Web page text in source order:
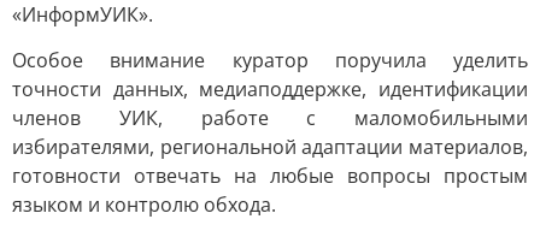
«ИнформУИК».
Особое внимание куратор поручила уделить
точности данных, медиаподдержке, идентификации
членов УИК, работе с маломобильными
избирателями, региональной адаптации материалов,
готовности отвечать на любые вопросы простым
языком и контролю обхода.